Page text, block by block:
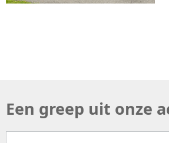
Een greep uit onze